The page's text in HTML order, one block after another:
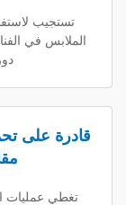
لاستفسارات
الفنادق"، مستهدفة
دوران أسرع خلال
تحمل الدورات
مقاومة
البحث عن